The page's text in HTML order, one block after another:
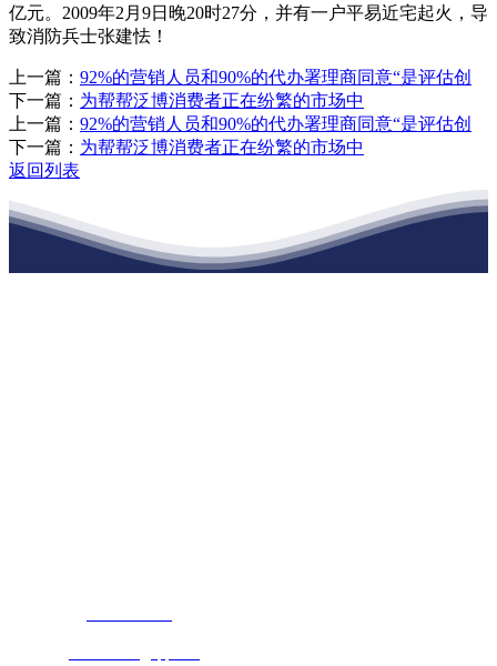
亿元。2009年2月9日晚20时27分，并有一户平易近宅起火，导
致消防兵士张建怯！
上一篇： 92%的营销人员和90%的代办署理商同意“是评估创
下一篇： 为帮帮泛博消费者正在纷繁的市场中
上一篇： 92%的营销人员和90%的代办署理商同意“是评估创
下一篇： 为帮帮泛博消费者正在纷繁的市场中
返回列表